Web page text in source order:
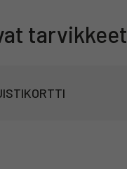
tarvikkeet